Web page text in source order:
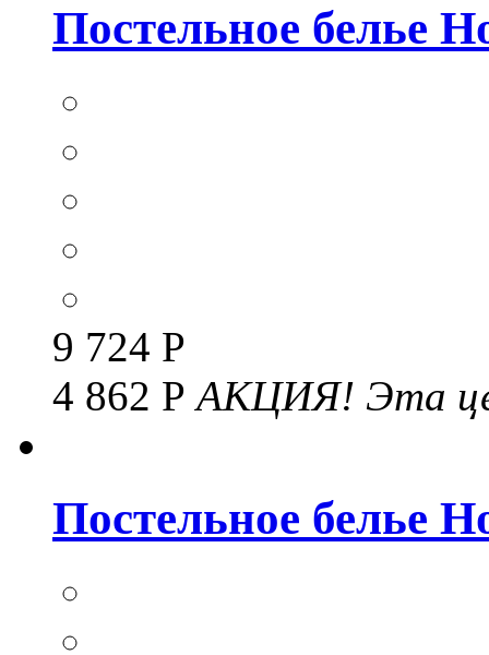
Постельное белье
9 724 Р
4 862 РАКЦИЯ! Эта
Постельное белье